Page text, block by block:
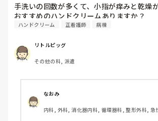
手洗いの回数が多くて、小指が痒みと乾燥
おすすめのハンドクリームありますか？
ハンドクリーム 正看護師 病棟
リトルピッグ
その他の科, 派遣
なおみ
内科, 外科, 消化器内科, 循環器科, 整形外科, 急